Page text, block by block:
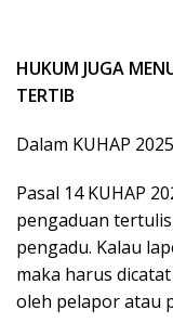
HUKUM JUGA
TERTIB
Dalam KUHAP
Pasal 14 KUHAP
pengaduan
pengadu. Kalau
maka harus
oleh pelapor atau